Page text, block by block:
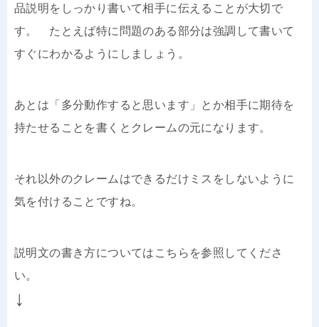
品説明をしっかり書いて相手に伝えることが大切で
す。 たとえば特に問題のある部分は強調して書いて
すぐにわかるようにしましょう。
あとは「多分動作すると思います」とか相手に期待を
持たせることを書くとクレームの元になります。
それ以外のクレームはできるだけミスをしないように
気を付けることですね。
説明文の書き方についてはこちらを参照してくださ
い。
↓